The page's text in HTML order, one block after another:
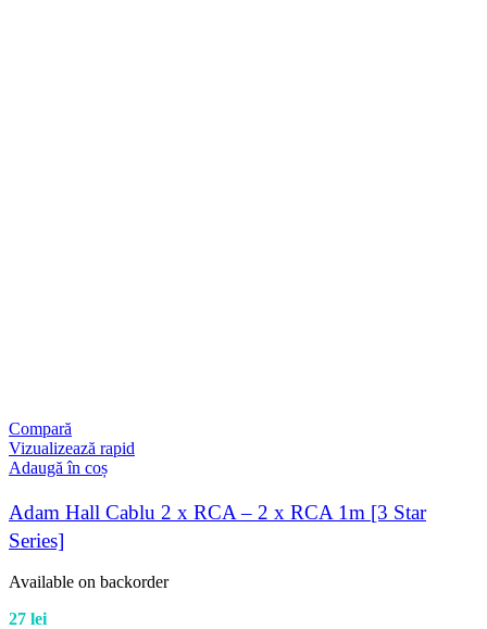
Compară
Vizualizează rapid
Adaugă în coș
Adam Hall Cablu 2 x RCA – 2 x RCA 1m [3 Star
Series]
Available on backorder
27 lei